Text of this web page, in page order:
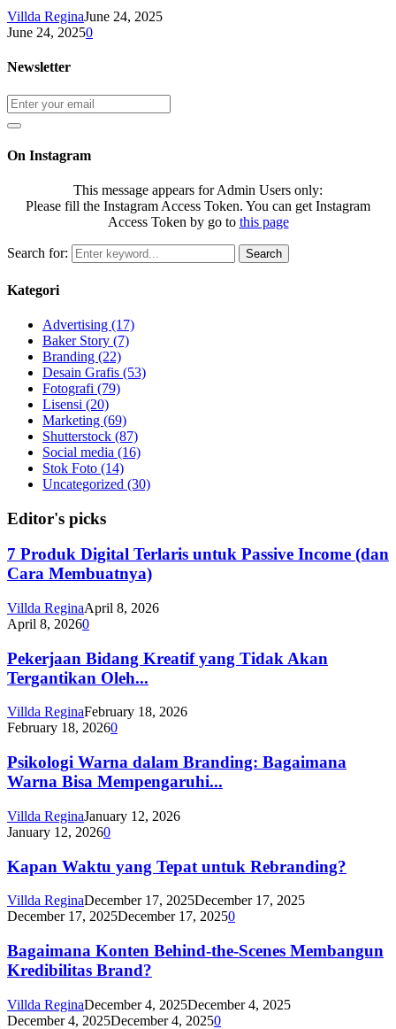
Villda ReginaJune 24, 2025
June 24, 20250
Newsletter
On Instagram
This message appears for Admin Users only:
Please fill the Instagram Access Token. You can get Instagram
Access Token by go to this page
Search for: Search
Kategori
Advertising (17)
Baker Story (7)
Branding (22)
Desain Grafis (53)
Fotografi (79)
Lisensi (20)
Marketing (69)
Shutterstock (87)
Social media (16)
Stok Foto (14)
Uncategorized (30)
Editor's picks
7 Produk Digital Terlaris untuk Passive Income (dan
Cara Membuatnya)
Villda ReginaApril 8, 2026
April 8, 20260
Pekerjaan Bidang Kreatif yang Tidak Akan
Tergantikan Oleh...
Villda ReginaFebruary 18, 2026
February 18, 20260
Psikologi Warna dalam Branding: Bagaimana
Warna Bisa Mempengaruhi...
Villda ReginaJanuary 12, 2026
January 12, 20260
Kapan Waktu yang Tepat untuk Rebranding?
Villda ReginaDecember 17, 2025December 17, 2025
December 17, 2025December 17, 20250
Bagaimana Konten Behind-the-Scenes Membangun
Kredibilitas Brand?
Villda ReginaDecember 4, 2025December 4, 2025
December 4, 2025December 4, 20250